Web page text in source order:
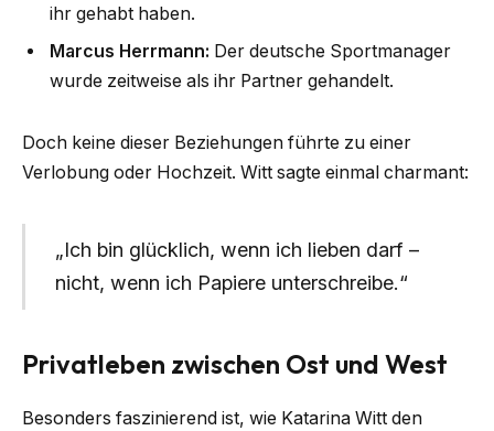
ihr gehabt haben.
Marcus Herrmann: Der deutsche Sportmanager
wurde zeitweise als ihr Partner gehandelt.
Doch keine dieser Beziehungen führte zu einer
Verlobung oder Hochzeit. Witt sagte einmal charmant:
„Ich bin glücklich, wenn ich lieben darf –
nicht, wenn ich Papiere unterschreibe.“
Privatleben zwischen Ost und West
Besonders faszinierend ist, wie Katarina Witt den